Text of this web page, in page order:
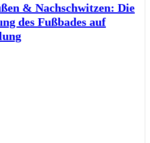
& Nachschwitzen: Die
des Fußbades auf